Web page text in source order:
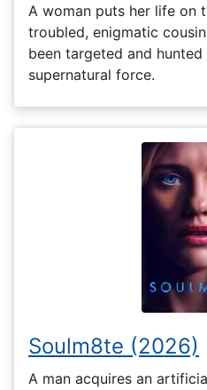
A woman puts her life on
troubled, enigmatic
been targeted and
supernatural force.
Soulm8te (2026)
A man acquires an